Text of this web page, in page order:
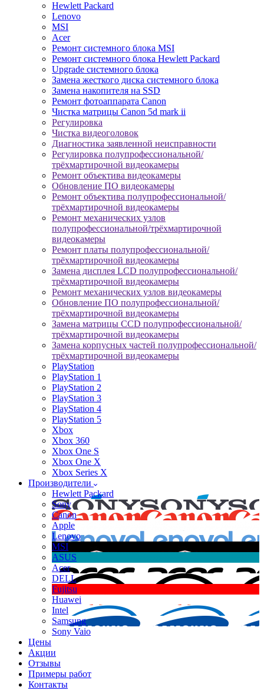
Hewlett Packard
Lenovo
MSI
Acer
Ремонт системного блока MSI
Ремонт системного блока Hewlett Packard
Upgrade системного блока
Замена жесткого диска системного блока
Замена накопителя на SSD
Ремонт фотоаппарата Canon
Чистка матрицы Canon 5d mark ii
Регулировка
Чистка видеоголовок
Диагностика заявленной неисправности
Регулировка полупрофессиональной/
трёхмартирочной видеокамеры
Ремонт объектива видеокамеры
Обновление ПО видеокамеры
Ремонт объектива полупрофессиональной/
трёхмартирочной видеокамеры
Ремонт механических узлов
полупрофессиональной/трёхмартирочной
видеокамеры
Ремонт платы полупрофессиональной/
трёхмартирочной видеокамеры
Замена дисплея LCD полупрофессиональной/
трёхмартирочной видеокамеры
Ремонт механических узлов видеокамеры
Обновление ПО полупрофессиональной/
трёхмартирочной видеокамеры
Замена матрицы CCD полупрофессиональной/
трёхмартирочной видеокамеры
Замена корпусных частей полупрофессиональной/
трёхмартирочной видеокамеры
PlayStation
PlayStation 1
PlayStation 2
PlayStation 3
PlayStation 4
PlayStation 5
Xbox
Xbox 360
Xbox One S
Xbox One X
Xbox Series X
Производители
Hewlett Packard
Sony
Canon
Apple
Lenovo
MSI
ASUS
Acer
DELL
Fujitsu
Huawei
Intel
Samsung
Sony Vaio
Цены
Акции
Отзывы
Примеры работ
Контакты